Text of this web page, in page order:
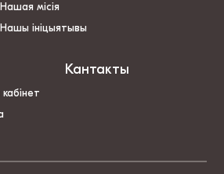
Нашая місія
Нашы ініцыятывы
Кантакты